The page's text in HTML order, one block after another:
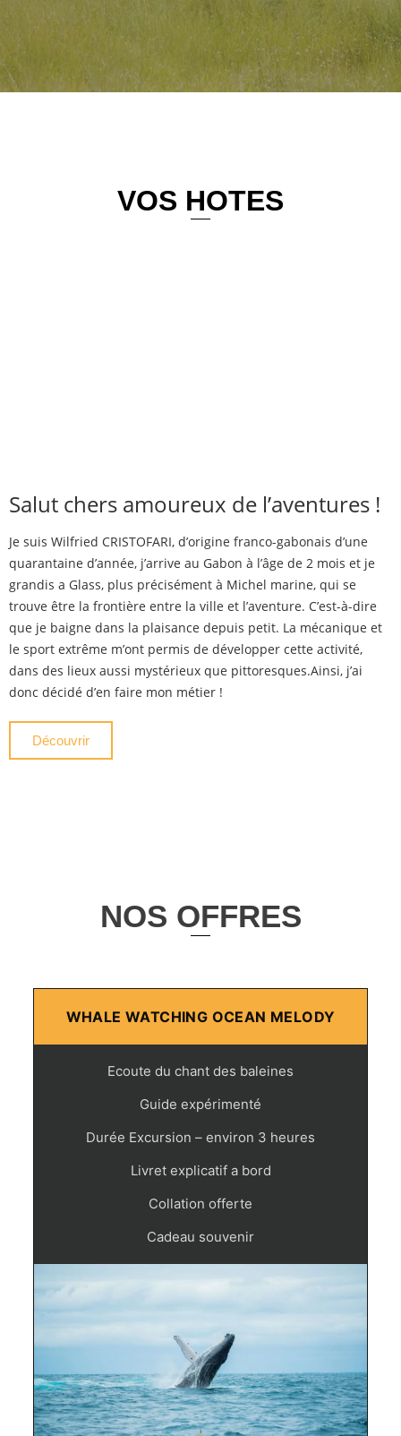
VOS HOTES
Salut chers amoureux de l’aventures !
Je suis Wilfried CRISTOFARI, d’origine franco-gabonais d’une
quarantaine d’année, j’arrive au Gabon à l’âge de 2 mois et je
grandis a Glass, plus précisément à Michel marine, qui se
trouve être la frontière entre la ville et l’aventure. C’est-à-dire
que je baigne dans la plaisance depuis petit. La mécanique et
le sport extrême m’ont permis de développer cette activité,
dans des lieux aussi mystérieux que pittoresques.Ainsi, j’ai
donc décidé d’en faire mon métier !
Découvrir
NOS OFFRES
WHALE WATCHING OCEAN MELODY
Ecoute du chant des baleines
Guide expérimenté
Durée Excursion – environ 3 heures
Livret explicatif a bord
Collation offerte
Cadeau souvenir